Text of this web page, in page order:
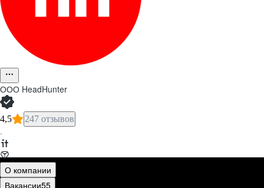
ООО HeadHunter
4,5 247 отзывов
·
О компании
Вакансии55